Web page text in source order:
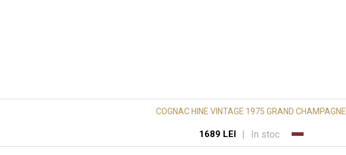
COGNAC HINE VINTAGE 1975 GRAND CHAMPAGNE
1689 LEI | In stoc